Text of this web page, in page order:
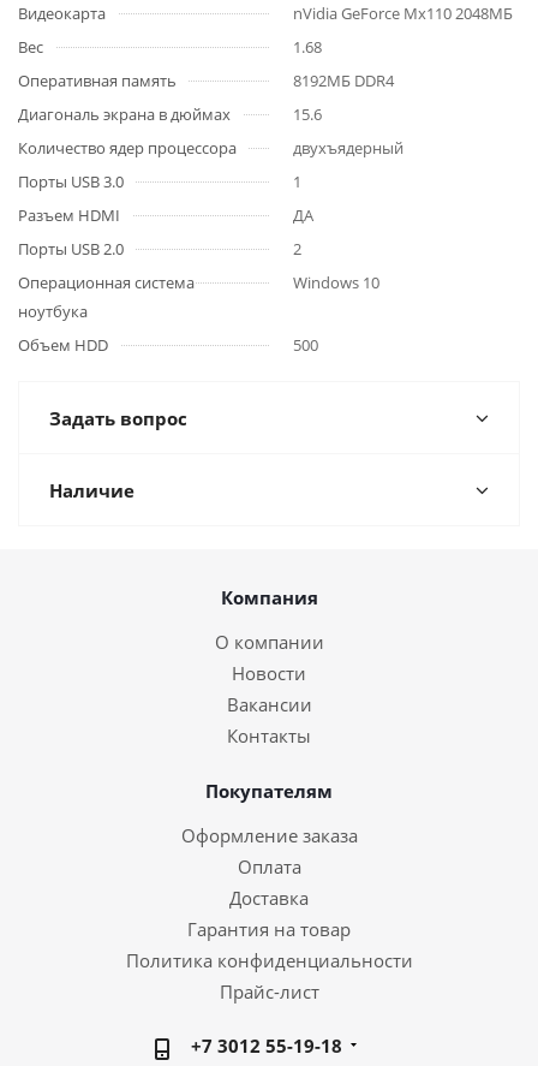
Видеокарта
nVidia GeForce Mx110 2048МБ
Вес
1.68
Оперативная память
8192МБ DDR4
Диагональ экрана в дюймах
15.6
Количество ядер процессора
двухъядерный
Порты USB 3.0
1
Разъем HDMI
ДА
Порты USB 2.0
2
Операционная система
ноутбука
Windows 10
Объем HDD 500
Задать вопрос
Наличие
Компания
О компании
Новости
Вакансии
Контакты
Покупателям
Оформление заказа
Оплата
Доставка
Гарантия на товар
Политика конфиденциальности
Прайс-лист
+7 3012 55-19-18